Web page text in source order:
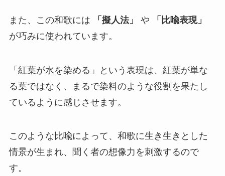
また、この和歌には 「擬人法」 や
「比喩表現」
が巧みに使われています。
「紅葉が水を染める」という表現は、紅葉が単な
る葉ではなく、まるで染料のような役割を果たし
ているように感じさせます。
このような比喩によって、和歌に生き生きとした
情景が生まれ、聞く者の想像力を刺激するので
す。